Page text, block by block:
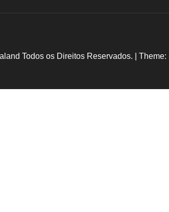
Todos os Direitos Reservados. Theme: